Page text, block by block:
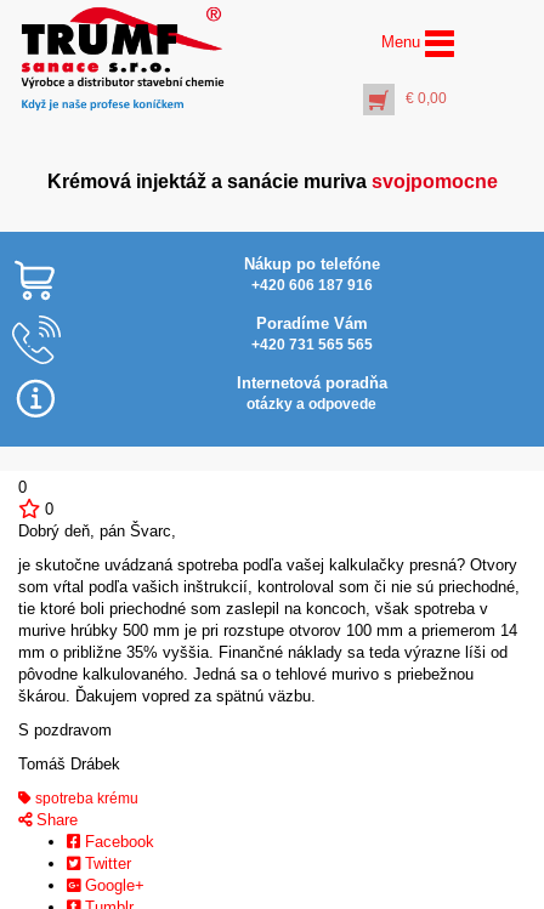
Menu
€ 0,00
Krémová injektáž a sanácie muriva svojpomocne
Nákup po telefóne
+420 606 187 916
Poradíme Vám
+420 731 565 565
Internetová poradňa
otázky a odpovede
0
0
Dobrý deň, pán Švarc,
je skutočne uvádzaná spotreba podľa vašej kalkulačky presná? Otvory
som vŕtal podľa vašich inštrukcií, kontroloval som či nie sú priechodné,
tie ktoré boli priechodné som zaslepil na koncoch, však spotreba v
murive hrúbky 500 mm je pri rozstupe otvorov 100 mm a priemerom 14
mm o približne 35% vyššia. Finančné náklady sa teda výrazne líši od
pôvodne kalkulovaného. Jedná sa o tehlové murivo s priebežnou
škárou. Ďakujem vopred za spätnú väzbu.
S pozdravom
Tomáš Drábek
spotreba krému
Share
Facebook
Twitter
Google+
Najlacnejšie v SR
AquaStop Cream® – 6x
kartuš 310ml (box)+ 2x
PET rúrka 50 cm
+ PŘIDAT DO KOŠÍKU